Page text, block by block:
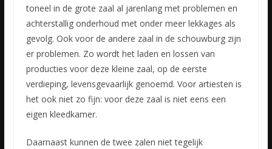
toneel in de grote zaal al jarenlang met problemen en
achterstallig onderhoud met onder meer lekkages als
gevolg. Ook voor de andere zaal in de schouwburg zijn
er problemen. Zo wordt het laden en lossen van
producties voor deze kleine zaal, op de eerste
verdieping, levensgevaarlijk genoemd. Voor artiesten is
het ook niet zo fijn: voor deze zaal is niet eens een
eigen kleedkamer.
Daarnaast kunnen de twee zalen niet tegelijk